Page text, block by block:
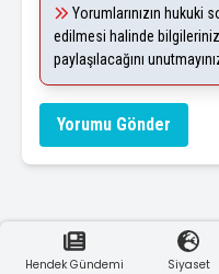
Yorumlarınızın hukuki
edilmesi halinde
paylaşılacağını
Yorumu Gönder
Hendek Gündemi Siyaset